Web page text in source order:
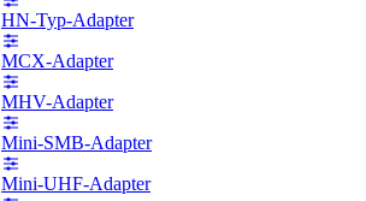
HN-Typ-Adapter
MCX-Adapter
MHV-Adapter
Mini-SMB-Adapter
Mini-UHF-Adapter